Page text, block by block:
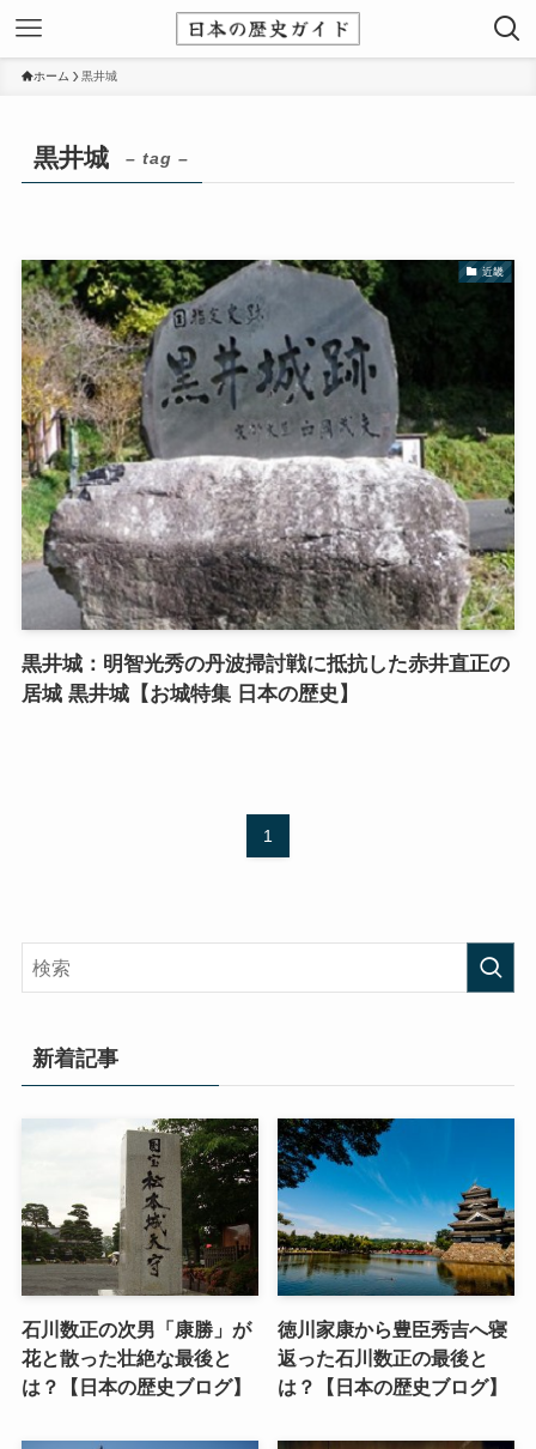
ホーム 黒井城
黒井城 – tag –
近畿
黒井城：明智光秀の丹波掃討戦に抵抗した赤井直正の
居城 黒井城【お城特集 日本の歴史】
1
新着記事
石川数正の次男「康勝」が
花と散った壮絶な最後と
は？【日本の歴史ブログ】
徳川家康から豊臣秀吉へ寝
返った石川数正の最後と
は？【日本の歴史ブログ】